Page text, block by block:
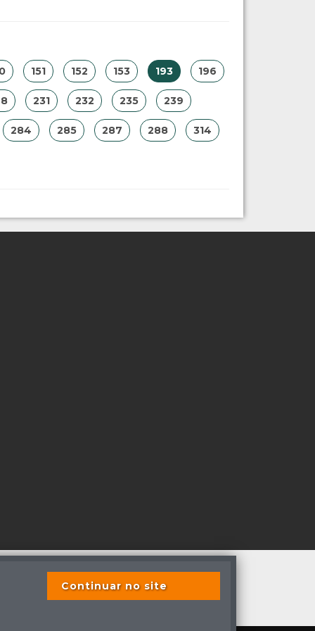
151 152 153 193 196
231 232 235 239
284 285 287 288 314
direitos reservados
Continuar no site